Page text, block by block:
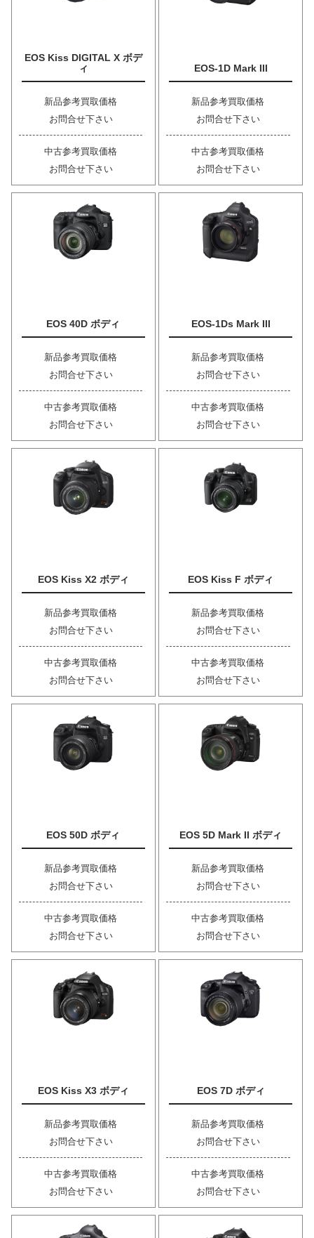
EOS Kiss DIGITAL X ボデ
ィ
新品参考買取価格
お問合せ下さい
中古参考買取価格
お問合せ下さい
EOS-1D Mark III
新品参考買取価格
お問合せ下さい
中古参考買取価格
お問合せ下さい
EOS 40D ボディ
新品参考買取価格
お問合せ下さい
中古参考買取価格
お問合せ下さい
EOS-1Ds Mark III
新品参考買取価格
お問合せ下さい
中古参考買取価格
お問合せ下さい
EOS Kiss X2 ボディ
新品参考買取価格
お問合せ下さい
中古参考買取価格
お問合せ下さい
EOS Kiss F ボディ
新品参考買取価格
お問合せ下さい
中古参考買取価格
お問合せ下さい
EOS 50D ボディ
新品参考買取価格
お問合せ下さい
中古参考買取価格
お問合せ下さい
EOS 5D Mark II ボディ
新品参考買取価格
お問合せ下さい
中古参考買取価格
お問合せ下さい
EOS Kiss X3 ボディ
新品参考買取価格
お問合せ下さい
中古参考買取価格
お問合せ下さい
EOS 7D ボディ
新品参考買取価格
お問合せ下さい
中古参考買取価格
お問合せ下さい